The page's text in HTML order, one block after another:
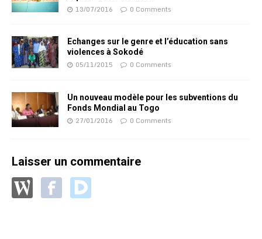
13/07/2016 0 Comments
Echanges sur le genre et l’éducation sans
violences à Sokodé
05/11/2015 0 Comments
Un nouveau modèle pour les subventions du
Fonds Mondial au Togo
27/01/2016 0 Comments
Laisser un commentaire